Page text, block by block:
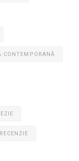
CONTEMPORANĂ
RECENZIE